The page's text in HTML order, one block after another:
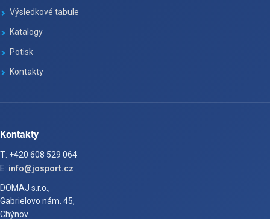
Výsledkové tabule
Katalogy
Potisk
Kontakty
Kontakty
T: +420 608 529 064
E: info@josport.cz
DOMAJ s.r.o.,
Gabrielovo nám. 45,
Chýnov